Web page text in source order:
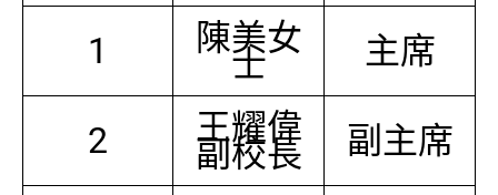
1
陳美女
士 主席
2 王耀偉
副校長 副主席